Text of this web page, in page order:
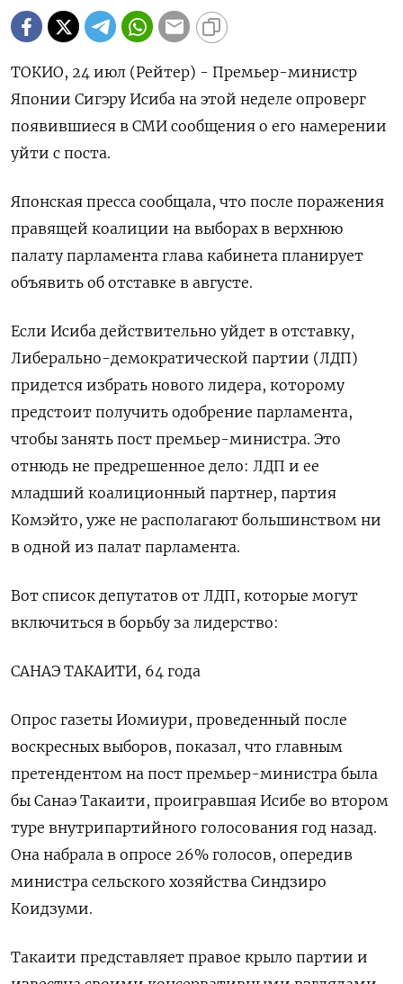
ТОКИО, 24 июл (Рейтер) - Премьер-министр
Японии Сигэру Исиба на этой неделе опроверг
появившиеся в СМИ сообщения о его намерении
уйти с поста.
Японская пресса сообщала, что после поражения
правящей коалиции на выборах в верхнюю
палату парламента глава кабинета планирует
объявить об отставке в августе.
Если Исиба действительно уйдет в отставку,
Либерально-демократической партии (ЛДП)
придется избрать нового лидера, которому
предстоит получить одобрение парламента,
чтобы занять пост премьер-министра. Это
отнюдь не предрешенное дело: ЛДП и ее
младший коалиционный партнер, партия
Комэйто, уже не располагают большинством ни
в одной из палат парламента.
Вот список депутатов от ЛДП, которые могут
включиться в борьбу за лидерство:
САНАЭ ТАКАИТИ, 64 года
Опрос газеты Иомиури, проведенный после
воскресных выборов, показал, что главным
претендентом на пост премьер-министра была
бы Санаэ Такаити, проигравшая Исибе во втором
туре внутрипартийного голосования год назад.
Она набрала в опросе 26% голосов, опередив
министра сельского хозяйства Синдзиро
Коидзуми.
Такаити представляет правое крыло партии и